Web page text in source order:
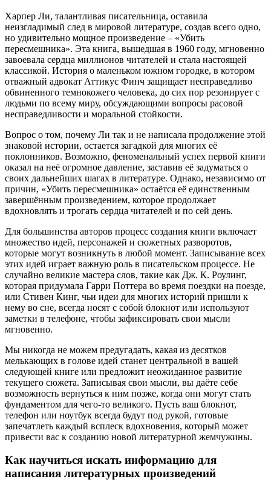
Харпер Ли, талантливая писательница, оставила
неизгладимый след в мировой литературе, создав всего одно,
но удивительно мощное произведение – «Убить
пересмешника». Эта книга, вышедшая в 1960 году, мгновенно
завоевала сердца миллионов читателей и стала настоящей
классикой. История о маленьком южном городке, в котором
отважный адвокат Аттикус Финч защищает несправедливо
обвиненного темнокожего человека, до сих пор резонирует с
людьми по всему миру, обсуждающими вопросы расовой
несправедливости и моральной стойкости.
Вопрос о том, почему Ли так и не написала продолжение этой
знаковой истории, остается загадкой для многих её
поклонников. Возможно, феноменальный успех первой книги
оказал на неё огромное давление, заставив её задуматься о
своих дальнейших шагах в литературе. Однако, независимо от
причин, «Убить пересмешника» остаётся её единственным
завершённым произведением, которое продолжает
вдохновлять и трогать сердца читателей и по сей день.
Для большинства авторов процесс создания книги включает
множество идей, персонажей и сюжетных разворотов,
которые могут возникнуть в любой момент. Записывание всех
этих идей играет важную роль в писательском процессе. Не
случайно великие мастера слов, такие как Дж. К. Роулинг,
которая придумала Гарри Поттера во время поездки на поезде,
или Стивен Кинг, чьи идеи для многих историй пришли к
нему во сне, всегда носят с собой блокнот или используют
заметки в телефоне, чтобы зафиксировать свои мысли
мгновенно.
Мы никогда не можем предугадать, какая из десятков
мелькающих в голове идей станет центральной в вашей
следующей книге или предложит неожиданное развитие
текущего сюжета. Записывая свои мысли, вы даёте себе
возможность вернуться к ним позже, когда они могут стать
фундаментом для чего-то великого. Пусть ваш блокнот,
телефон или ноутбук всегда будут под рукой, готовые
запечатлеть каждый всплеск вдохновения, который может
привести вас к созданию новой литературной жемчужины.
Как научиться искать информацию для
написания литературных произведений